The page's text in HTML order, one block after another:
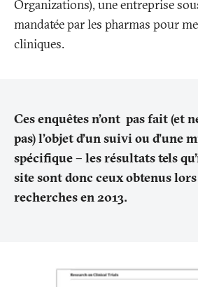
Organizations), une entreprise
mandatée par les pharmas pour
cliniques.
Ces enquêtes n’ont pas fait (et
pas) l’objet d’un suivi ou d’une
spécifique – les résultats tels
site sont donc ceux obtenus lors
recherches en 2013.